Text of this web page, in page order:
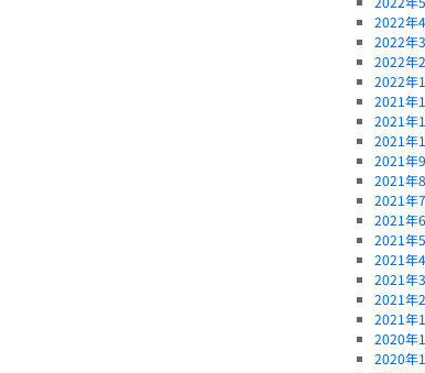
2022年
2022年
2022年
2022年
2021年
2021年
2021年
2021年
2021年
2021年
2021年
2021年
2021年
2021年
2021年
2021年
2020年
2020年